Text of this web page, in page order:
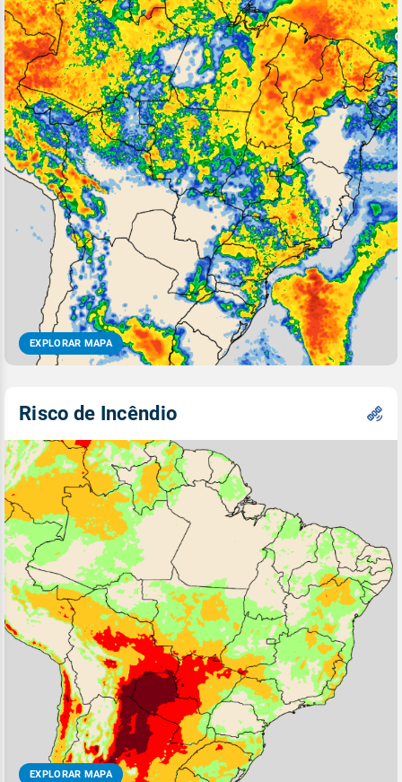
EXPLORAR MAPA
Risco de Incêndio
EXPLORAR MAPA